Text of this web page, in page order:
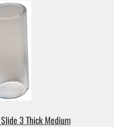
3 Thick Medium